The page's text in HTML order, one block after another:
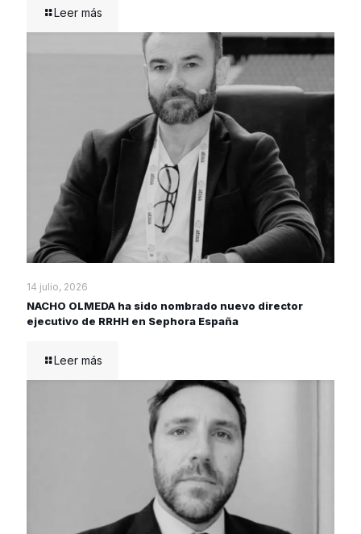
Leer más
14 julio, 2026
NACHO OLMEDA ha sido nombrado nuevo director
ejecutivo de RRHH en Sephora España
Leer más